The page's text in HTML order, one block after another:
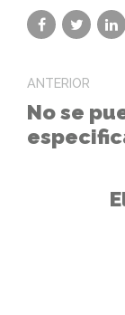
ANTERIOR
No se